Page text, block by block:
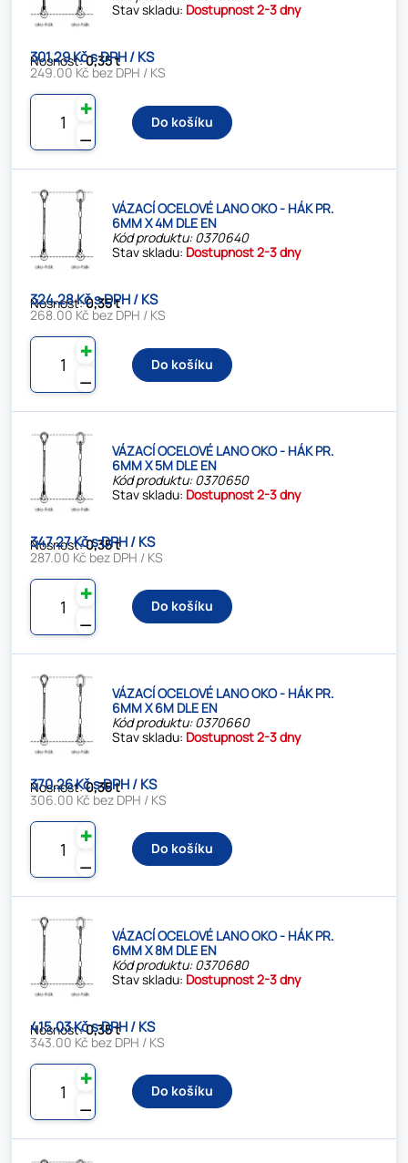
Stav skladu: Dostupnost 2-3 dny
Nosnost:0,35 t
301.29 Kč s DPH / KS
249.00 Kč bez DPH / KS
⚊
✚
Do košíku
VÁZACÍ OCELOVÉ LANO OKO - HÁK PR.
6MM X 4M DLE EN
Kód produktu: 0370640
Stav skladu: Dostupnost 2-3 dny
Nosnost:0,35 t
324.28 Kč s DPH / KS
268.00 Kč bez DPH / KS
⚊
✚
Do košíku
VÁZACÍ OCELOVÉ LANO OKO - HÁK PR.
6MM X 5M DLE EN
Kód produktu: 0370650
Stav skladu: Dostupnost 2-3 dny
Nosnost:0,35 t
347.27 Kč s DPH / KS
287.00 Kč bez DPH / KS
⚊
✚
Do košíku
VÁZACÍ OCELOVÉ LANO OKO - HÁK PR.
6MM X 6M DLE EN
Kód produktu: 0370660
Stav skladu: Dostupnost 2-3 dny
Nosnost:0,35 t
370.26 Kč s DPH / KS
306.00 Kč bez DPH / KS
⚊
✚
Do košíku
VÁZACÍ OCELOVÉ LANO OKO - HÁK PR.
6MM X 8M DLE EN
Kód produktu: 0370680
Stav skladu: Dostupnost 2-3 dny
Nosnost:0,35 t
415.03 Kč s DPH / KS
343.00 Kč bez DPH / KS
⚊
✚
Do košíku